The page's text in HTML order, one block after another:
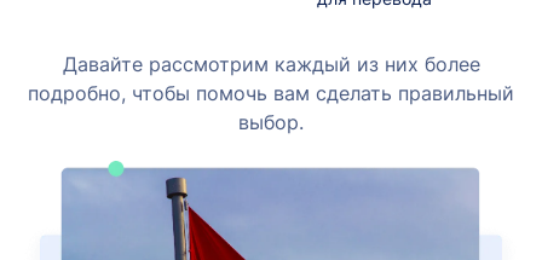
Давайте рассмотрим каждый из них более
подробно, чтобы помочь вам сделать правильный
выбор.